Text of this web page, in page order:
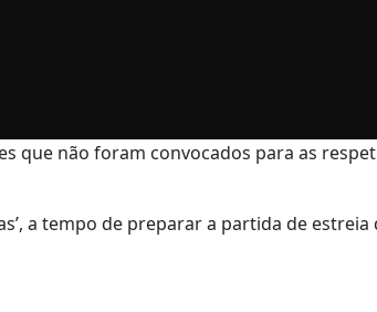
que não foram convocados para as
a tempo de preparar a partida de estreia